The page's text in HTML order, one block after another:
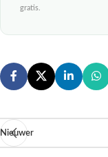
gratis.
Nieuwer